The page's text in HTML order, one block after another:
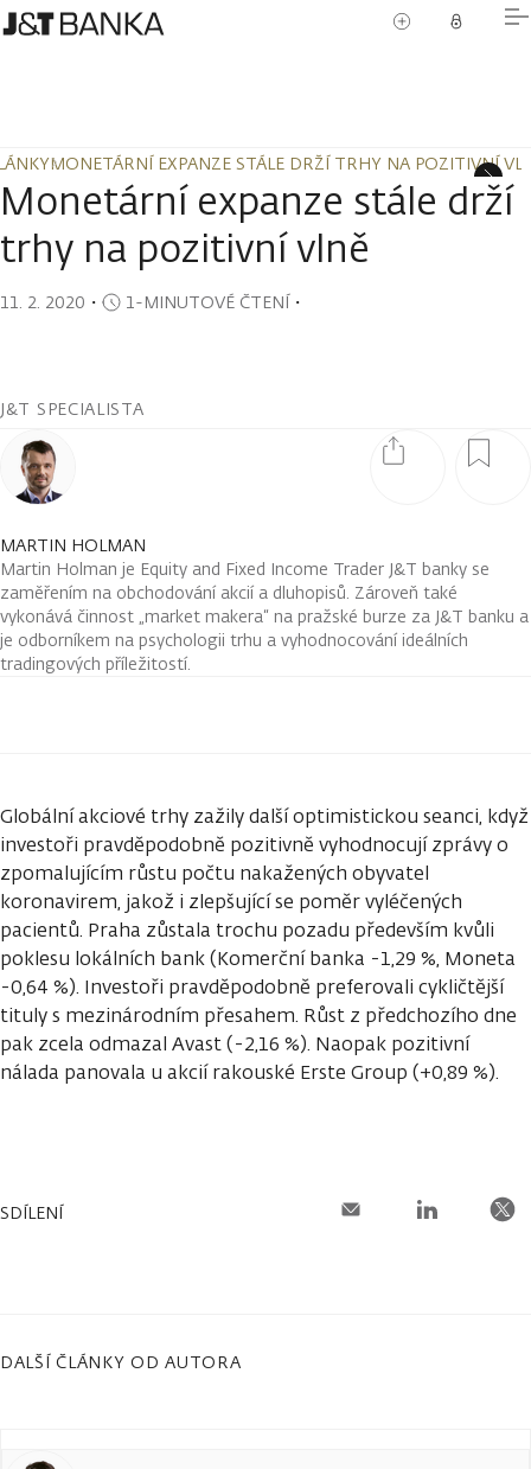
MONETÁRNÍ EXPANZE STÁLE DRŽÍ TRHY NA POZITIVNÍ
MONETÁRNÍ EXPANZE STÁLE DRŽÍ TRHY NA POZITIVNÍ
Monetární expanze stále drží
trhy na pozitivní vlně
11. 2. 2020 ・ 1-MINUTOVÉ ČTENÍ・
J&T SPECIALISTA
MARTIN HOLMAN
Martin Holman je Equity and Fixed Income Trader J&T banky se
zaměřením na obchodování akcií a dluhopisů. Zároveň také
vykonává činnost „market makera“ na pražské burze za J&T banku a
je odborníkem na psychologii trhu a vyhodnocování ideálních
tradingových příležitostí.
Globální akciové trhy zažily další optimistickou seanci, když
investoři pravděpodobně pozitivně vyhodnocují zprávy o
zpomalujícím růstu počtu nakažených obyvatel
koronavirem, jakož i zlepšující se poměr vyléčených
pacientů. Praha zůstala trochu pozadu především kvůli
poklesu lokálních bank (Komerční banka -1,29 %, Moneta
-0,64 %). Investoři pravděpodobně preferovali cykličtější
tituly s mezinárodním přesahem. Růst z předchozího dne
pak zcela odmazal Avast (-2,16 %). Naopak pozitivní
nálada panovala u akcií rakouské Erste Group (+0,89 %).
SDÍLENÍ
DALŠÍ ČLÁNKY OD AUTORA